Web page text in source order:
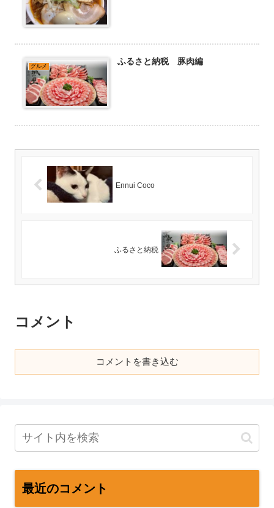
グルメ ふるさと納税 豚肉編
Ennui Coco
ふるさと納税
コメント
コメントを書き込む
最近のコメント